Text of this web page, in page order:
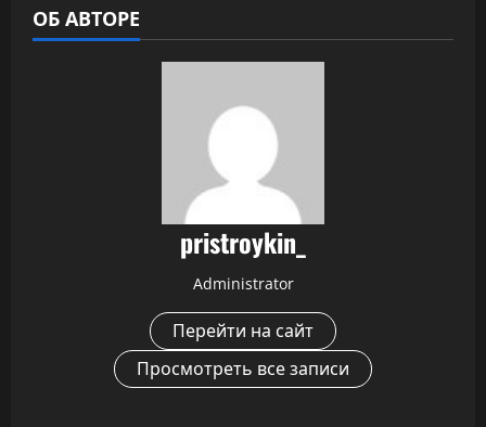
ОБ АВТОРЕ
pristroykin_
Administrator
Перейти на сайт
Просмотреть все записи